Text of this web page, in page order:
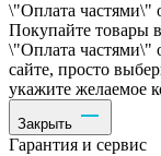
\"Оплата
Покупайте товары
\"Оплата частями\"
сайте, просто
укажите желаемое
Закрыть
Гарантия и сервис